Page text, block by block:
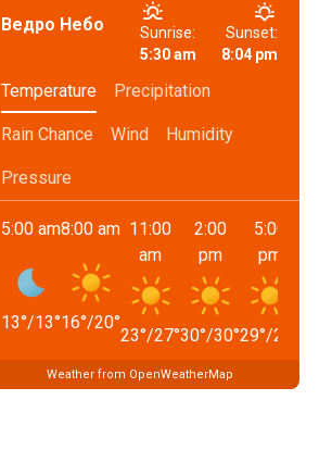
Ведро Небо
Sunrise:
5:30 am
Sunset:
8:04 pm
Temperature Precipitation
Rain Chance Wind Humidity
Pressure
5:00 am
13°/13°
8:00 am
16°/20°
11:00
am
23°/27°
2:00
pm
30°/30°
5:00
pm
29°/29
Weather from OpenWeatherMap